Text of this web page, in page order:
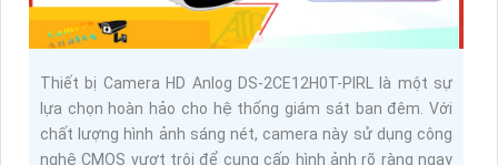
Thiết bị Camera HD Anlog DS-2CE12H0T-PIRL là một sự
lựa chọn hoàn hảo cho hệ thống giám sát ban đêm. Với
chất lượng hình ảnh sáng nét, camera này sử dụng công
nghệ CMOS vượt trội để cung cấp hình ảnh rõ ràng ngay